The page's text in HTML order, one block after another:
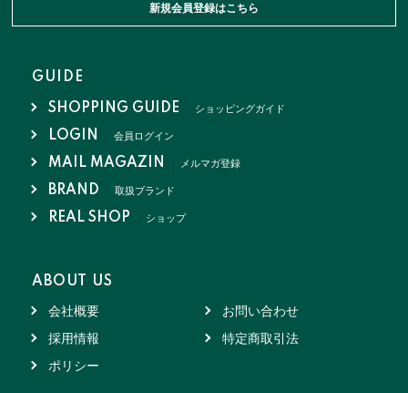
新規会員登録はこちら
GUIDE
SHOPPING GUIDE ショッピングガイド
LOGIN 会員ログイン
MAIL MAGAZIN メルマガ登録
BRAND 取扱ブランド
REAL SHOP ショップ
ABOUT US
会社概要
お問い合わせ
採用情報
特定商取引法
ポリシー